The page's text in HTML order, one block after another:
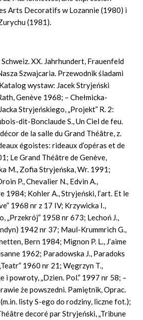
Arts Decoratifs w Lozannie (1980) i
(1981).
XX. Jahrhundert, Frauenfeld
Szwajcaria. Przewodnik śladami
wystaw: Jacek Stryjeński
Genève 1968; – Chełmicka-
Stryjeńskiego, „Projekt” R. 2:
dit-Bonclaude S., Un Ciel de feu.
de la salle du Grand Théâtre, z.
égoistes: rideaux d’opéras et de
Le Grand Théâtre de Genève,
M., Zofia Stryjeńska, Wr. 1991;
P., Chevalier N., Edvin A.,
1984; Kohler A., Stryjeński, l’art. Et le
1968 nr z 17 IV; Krzywicka I.,
„Przekrój” 1958 nr 673; Lechoń J.,
1942 nr 37; Maul-Krummrich G.,
Bern 1984; Mignon P. L., J’aime
1962; Paradowska J., Paradoks
1960 nr 21; Węgrzyn T.,
i powroty, „Dzien. Pol.” 1997 nr 58; –
że powszedni. Pamiętnik, Oprac.
listy S-ego do rodziny, liczne fot.);
decoré par Stryjeński, „Tribune